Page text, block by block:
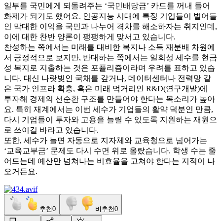
일부를 국민에게 되돌려주는 ‘국민배당금’ 카드를 꺼내 들어
화제가 되기도 했어요. 인공지능 시대에 특정 기업들이 벌어들
인 막대한 이익을 국민과 나누어 격차를 해소하자는 취지인데,
이에 대한 찬반 양론이 팽팽하게 맞서고 있습니다.
찬성하는 쪽에서는 미래를 대비한 복지나 소득 재분배 차원에
서 긍정적으로 보지만, 반대하는 쪽에서는 일회성 세수를 현금
성 복지로 지출하는 것은 포퓰리즘이라며 우려를 표하고 있습
니다. 대신 나랏빚인 국채를 갚거나, 데이터센터나 전력망 같
은 국가 인프라 확충, 혹은 미래 먹거리인 R&D(연구개발)에
투자해 경제의 선순환 구조를 만들어야 한다는 목소리가 높아
요. 특히 재계에서는 이번 세수가 기업들의 활약 덕분인 만큼,
다시 기업들이 투자와 고용을 늘릴 수 있도록 지원하는 재원으
로 쓰이길 바라고 있습니다.
또한, 세수가 늘면 자동으로 지자체와 교육청으로 넘어가는
‘교육교부금’ 문제도 다시 수면 위로 올랐습니다. 학생 수는 줄
어드는데 예산만 넘쳐나는 비효율을 고쳐야 한다는 지적이 나
오거든요.
추천0 비추천0